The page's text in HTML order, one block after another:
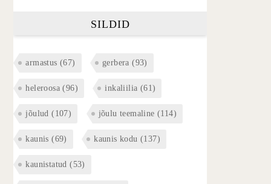
SILDID
armastus (67) gerbera (93)
heleroosa (96) inkaliilia (61)
jõulud (107) jõulu teemaline (114)
kaunis (69) kaunis kodu (137)
kaunistatud (53)